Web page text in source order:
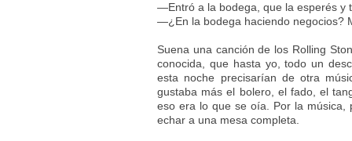
—Entró a la bodega, que la esperés y
—¿En la bodega haciendo negocios?
Suena una canción de los Rolling
conocida, que hasta yo, todo un
esta noche precisarían de otra
gustaba más el bolero, el fado, el
eso era lo que se oía. Por la música,
echar a una mesa completa.